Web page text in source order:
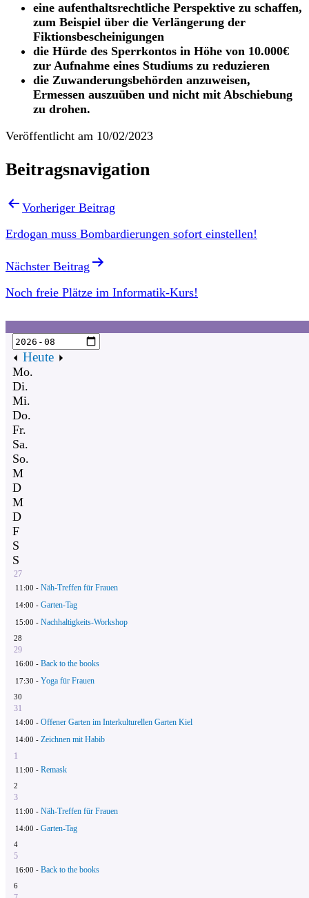
eine aufenthaltsrechtliche Perspektive zu schaffen,
zum Beispiel über die Verlängerung der
Fiktionsbescheinigungen
die Hürde des Sperrkontos in Höhe von 10.000€
zur Aufnahme eines Studiums zu reduzieren
die Zuwanderungsbehörden anzuweisen,
Ermessen auszuüben und nicht mit Abschiebung
zu drohen.
Veröffentlicht am 10/02/2023
Beitragsnavigation
Vorheriger Beitrag
Erdogan muss Bombardierungen sofort einstellen!
Nächster Beitrag
Noch freie Plätze im Informatik-Kurs!
Heute
Mo.
Di.
Mi.
Do.
Fr.
Sa.
So.
M
D
M
D
F
S
S
27
11:00 - Näh-Treffen für Frauen
14:00 - Garten-Tag
15:00 - Nachhaltigkeits-Workshop
28
29
16:00 - Back to the books
17:30 - Yoga für Frauen
30
31
14:00 - Offener Garten im Interkulturellen Garten Kiel
14:00 - Zeichnen mit Habib
1
11:00 - Remask
2
3
11:00 - Näh-Treffen für Frauen
14:00 - Garten-Tag
4
5
16:00 - Back to the books
6